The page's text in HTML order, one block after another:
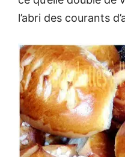
l’abri des courants